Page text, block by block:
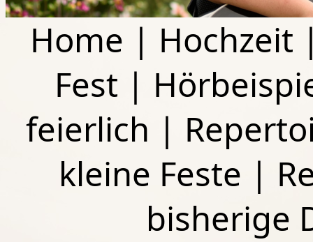
Home | Hochzeit
Fest |
feierlich |
kleine Feste |
bisherige